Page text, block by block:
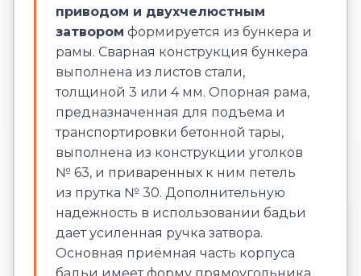
приводом и двухчелюстным
затвором формируется из бункера и
рамы. Сварная конструкция бункера
выполнена из листов стали,
толщиной 3 или 4 мм. Опорная рама,
предназначенная для подъема и
транспортировки бетонной тары,
выполнена из конструкции уголков
№ 63, и приваренных к ним петель
из прутка № 30. Дополнительную
надежность в использовании бадьи
дает усиленная ручка затвора.
Основная приёмная часть корпуса